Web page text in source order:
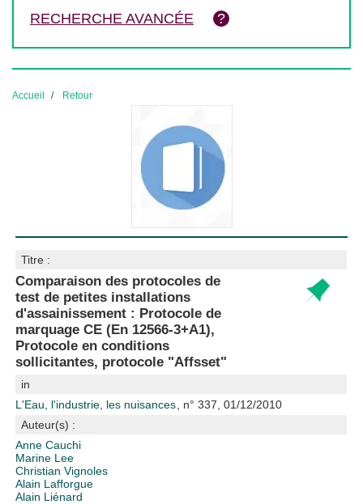
RECHERCHE AVANCÉE
Accueil Retour
Titre :
Comparaison des protocoles de
test de petites installations
d'assainissement : Protocole de
marquage CE (En 12566-3+A1),
Protocole en conditions
sollicitantes, protocole "Affsset"
in
L'Eau, l'industrie, les nuisances , n° 337, 01/12/2010
Auteur(s) :
Anne Cauchi
Marine Lee
Christian Vignoles
Alain Lafforgue
Alain Liénard